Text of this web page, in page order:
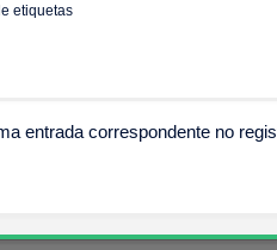
etiquetas
entrada correspondente no